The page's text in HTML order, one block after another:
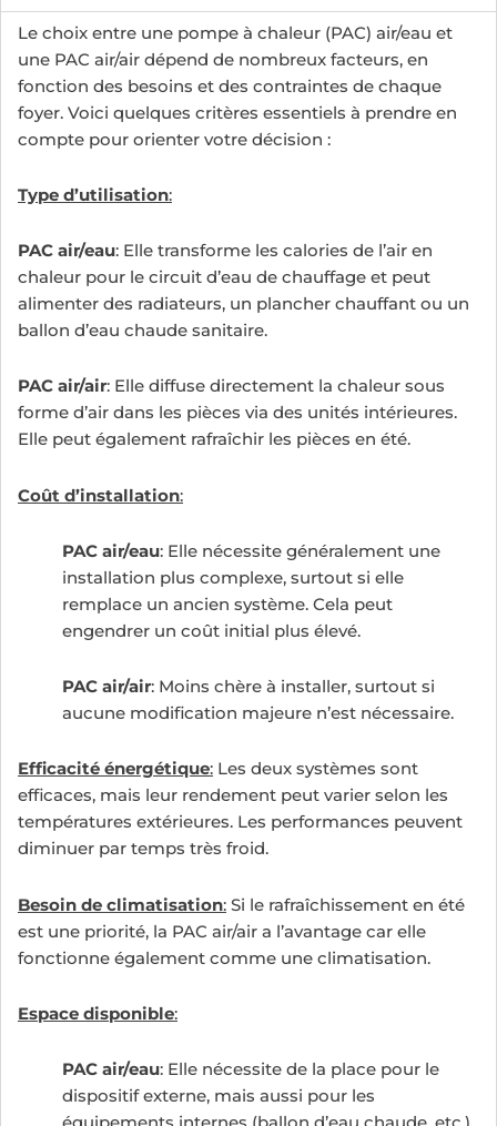
Le choix entre une pompe à chaleur (PAC) air/eau et
une PAC air/air dépend de nombreux facteurs, en
fonction des besoins et des contraintes de chaque
foyer. Voici quelques critères essentiels à prendre en
compte pour orienter votre décision :
Type d’utilisation:
PAC air/eau: Elle transforme les calories de l’air en
chaleur pour le circuit d’eau de chauffage et peut
alimenter des radiateurs, un plancher chauffant ou un
ballon d’eau chaude sanitaire.
PAC air/air: Elle diffuse directement la chaleur sous
forme d’air dans les pièces via des unités intérieures.
Elle peut également rafraîchir les pièces en été.
Coût d’installation:
PAC air/eau: Elle nécessite généralement une
installation plus complexe, surtout si elle
remplace un ancien système. Cela peut
engendrer un coût initial plus élevé.
PAC air/air: Moins chère à installer, surtout si
aucune modification majeure n’est nécessaire.
Efficacité énergétique: Les deux systèmes sont
efficaces, mais leur rendement peut varier selon les
températures extérieures. Les performances peuvent
diminuer par temps très froid.
Besoin de climatisation: Si le rafraîchissement en été
est une priorité, la PAC air/air a l’avantage car elle
fonctionne également comme une climatisation.
Espace disponible:
PAC air/eau: Elle nécessite de la place pour le
dispositif externe, mais aussi pour les